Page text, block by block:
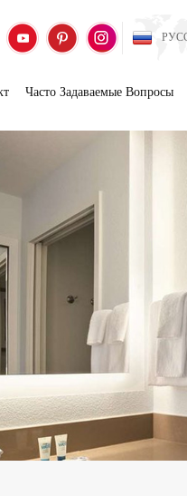
Часто Задаваемые Вопросы